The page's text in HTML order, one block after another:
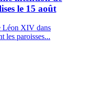
le 15 août
Léon XIV dans
les paroisses...